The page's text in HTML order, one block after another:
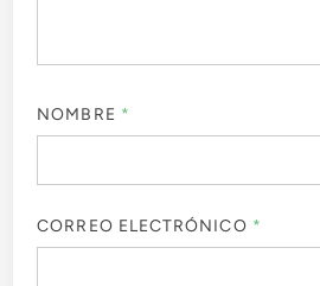
NOMBRE *
CORREO ELECTRÓNICO *